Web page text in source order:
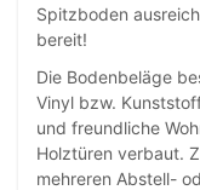
Spitzboden
bereit!
Die Bodenbeläge
Vinyl bzw.
und freundliche
Holztüren verbaut.
mehreren Abstell-